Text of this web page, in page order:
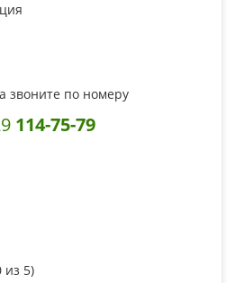
звоните по номеру
114-75-79
из 5)